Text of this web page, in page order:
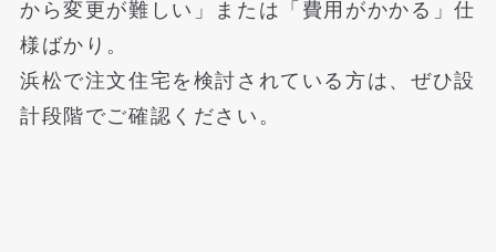
から変更が難しい」または「費用がかかる」仕
様ばかり。
浜松で注文住宅を検討されている方は、ぜひ設
計段階でご確認ください。